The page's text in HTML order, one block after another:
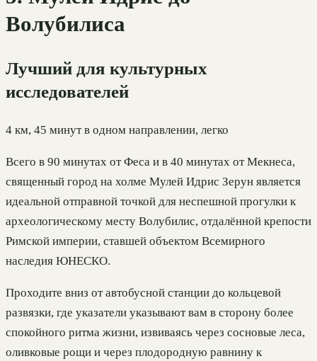
Волубилиса
Лучший для культурных
исследователей
4 км, 45 минут в одном направлении, легко
Всего в 90 минутах от Феса и в 40 минутах от Мекнеса,
священный город на холме Мулей Идрис Зерун является
идеальной отправной точкой для неспешной прогулки к
археологическому месту Волубилис, отдалённой крепости
Римской империи, ставшей объектом Всемирного
наследия ЮНЕСКО.
Проходите вниз от автобусной станции до кольцевой
развязки, где указатели указывают вам в сторону более
спокойного ритма жизни, извиваясь через сосновые леса,
оливковые рощи и через плодородную равнину к